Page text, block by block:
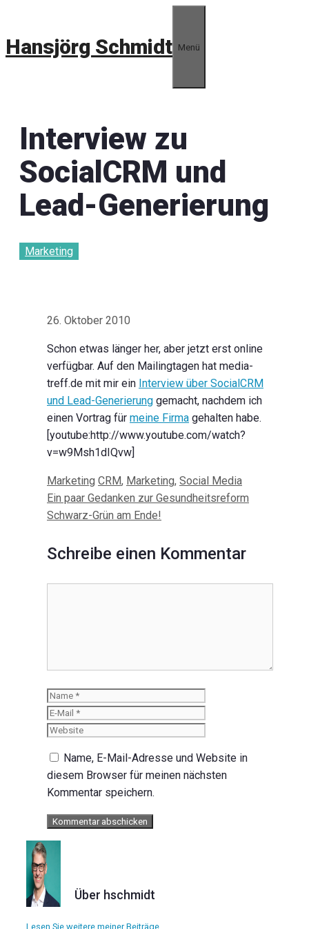
springen
Hansjörg Schmidt Menü
Interview zu
SocialCRM und
Lead-Generierung
Marketing
26. Oktober 2010
Schon etwas länger her, aber jetzt erst online
verfügbar. Auf den Mailingtagen hat media-
treff.de mit mir ein Interview über SocialCRM
und Lead-Generierung gemacht, nachdem ich
einen Vortrag für meine Firma gehalten habe.
[youtube:http://www.youtube.com/watch?
v=w9Msh1dIQvw]
Kategorien
Marketing Schlagwörter
CRM, Marketing, Social Media
Beitrags-
Navigation
Ein paar Gedanken zur Gesundheitsreform
Schwarz-Grün am Ende!
Schreibe einen Kommentar
Name
Name, E-Mail-Adresse und Website in
diesem Browser für meinen nächsten
Kommentar speichern.
Über hschmidt
Lesen Sie weitere meiner Beiträge.